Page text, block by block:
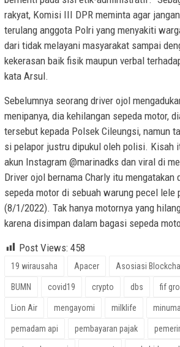
rakyat, Komisi III DPR meminta agar
terulang anggota Polri yang menyakiti
dari tidak melayani masyarakat sampai
kekerasan baik fisik maupun verbal
kata Arsul.
Sebelumnya seorang driver ojol
menipanya, dia kehilangan sepeda motor,
tersebut kepada Polsek Cileungsi, namun
si pelapor justru dipukul oleh polisi. Kisah
akun Instagram @marinadks dan viral di
Driver ojol bernama Charly itu mengatakan
sepeda motor di sebuah warung pecel lele
(8/1/2022). Tak hanya motornya yang
karena disimpan dalam bagasi sepeda
Post Views: 458
19 wirausaha Apacer Asosiasi
BUMN covid19 crypto dbs fif
Lion Air mengayomi milklife
pemadam api pembayaran pajak